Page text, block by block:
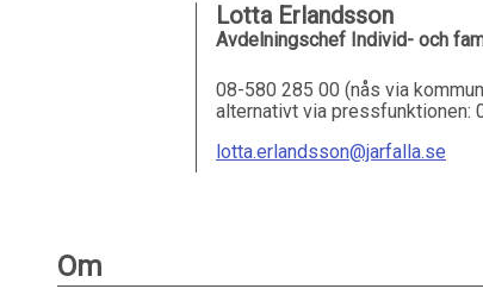
Lotta Erlandsson
Avdelningschef Individ- och
08-580 285 00 (nås via
alternativt via pressfunktionen:
lotta.erlandsson@jarfalla.se
Om